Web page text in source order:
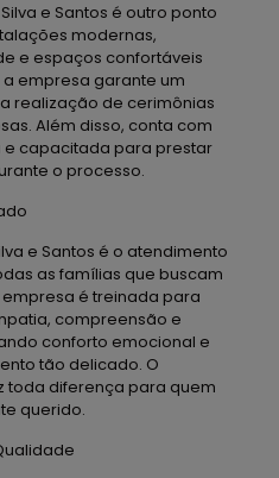
e Santos é outro ponto
modernas,
e espaços confortáveis
empresa garante um
realização de cerimônias
Além disso, conta com
capacitada para prestar
o processo.
e Santos é o atendimento
as famílias que buscam
é treinada para
compreensão e
conforto emocional e
tão delicado. O
toda diferença para quem
querido.